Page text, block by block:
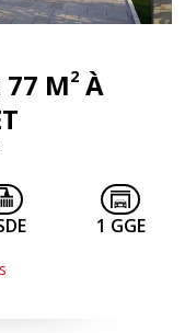
77 M2À
1 GGE